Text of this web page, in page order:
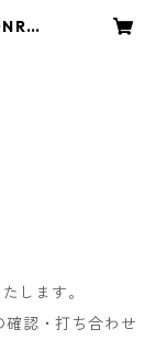
します。
確認・打ち合わせ